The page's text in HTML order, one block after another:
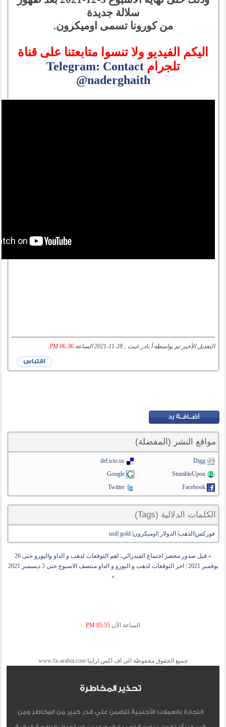
سلالة جديدة
من كورونا تسمى اوميكرون.
اليكم الفيديو ولا تنسوا متابعتنا على قناة
تلجرامTelegram: Contact
@naderghaith
التعديل الأخير تم بواسطة أ.نادر غيث ; 28-11-2021 الساعة 06:36 PM
.
مواقع النشر (المفضلة)
Digg
del.icio.us
StumbleUpon
Google
Facebook
Twitter
الكلمات الدلالية (Tags)
فوركس|الذهب| الدولار |اوميكرون| usd| gold
«
قبل صدور محضر اجتماع الفيدرالي، اهم التوقعات لذهب و الداو واليورو حتى 26
نوفمبر 2021
اخر التوقعات لذهب و اليورو و الداو منتصف الاسبوع حتى 3 ديسمبر 2021
»
الساعة الآن 05:55 PM
جميع الحقوق محفوظة الى اف اكس ارابيا www.fx-arabia.com
تحذير المخاطرة
التجارة بالعملات الأجنبية تتضمن علي قدر كبير من المخاطر ومن